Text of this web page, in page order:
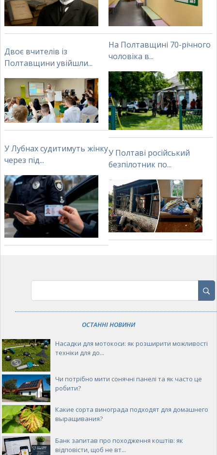
Двоє вчителів із
Полтавщини увійшли...
На Полтавщині 70-річного
чоловіка в...
У Лубнах судитимуть жінку
через під...
У Полтаві російський
безпілотник по...
ОСТАННІ НОВИНИ
Насадки для мотокоси: як розширити можливості
техніки для до...
Чи потрібно мити сонячні панелі та як часто це
робити?
Какие сорта винограда подходят для домашнего
выращивания?
Банк запитав про походження коштів: як
відповісти, щоб не вт...